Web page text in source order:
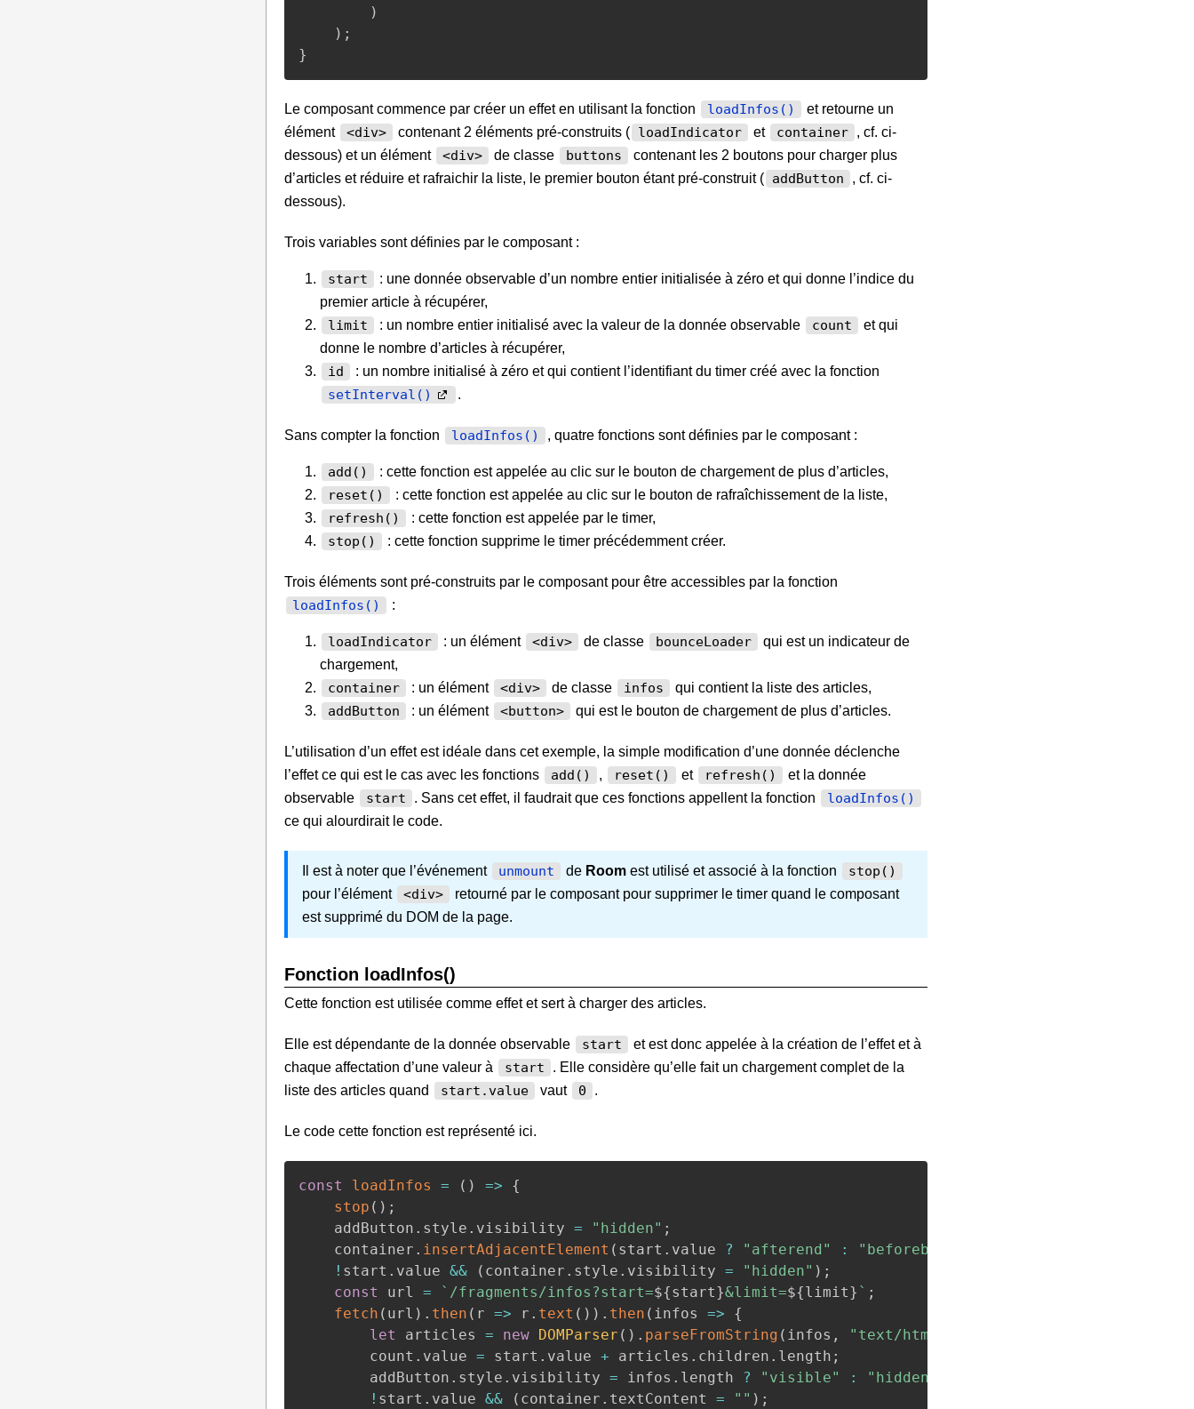
)
) ;
}
Le composant commence par créer un effet en utilisant la fonction loadInfos()
et retourne un
élément
<div> contenant 2 éléments pré-construits ( loadIndicator et container
, cf. ci-
dessous) et un élément
<div> de classe buttons
contenant les 2 boutons pour charger plus
d’articles et réduire et rafraichir la liste, le premier bouton étant pré-construit (
addButton
, cf. ci-
dessous).
Trois variables sont définies par le composant :
start
: une donnée observable d’un nombre entier initialisée à zéro et qui donne l’indice du
premier article à récupérer,
limit : un nombre entier initialisé avec la valeur de la donnée observable count
et qui
donne le nombre d’articles à récupérer,
id : un nombre initialisé à zéro et qui contient l’identifiant du timer créé avec la fonction
setInterval() .
Sans compter la fonction loadInfos() , quatre fonctions sont définies par le composant :
add() : cette fonction est appelée au clic sur le bouton de chargement de plus d’articles,
reset() : cette fonction est appelée au clic sur le bouton de rafraîchissement de la liste,
refresh() : cette fonction est appelée par le timer,
stop() : cette fonction supprime le timer précédemment créer.
Trois éléments sont pré-construits par le composant pour être accessibles par la fonction
loadInfos() :
loadIndicator : un élément <div> de classe bounceLoader
qui est un indicateur de
chargement,
container : un élément <div> de classe infos qui contient la liste des articles,
addButton : un élément <button> qui est le bouton de chargement de plus d’articles.
L’utilisation d’un effet est idéale dans cet exemple, la simple modification d’une donnée déclenche
l’effet ce qui est le cas avec les fonctions
add() , reset() et refresh()
et la donnée
observable
start . Sans cet effet, il faudrait que ces fonctions appellent la fonction loadInfos()
ce qui alourdirait le code.
Il est à noter que l’événement unmount de Room est utilisé et associé à la fonction stop()
pour l’élément <div>
retourné par le composant pour supprimer le timer quand le composant
est supprimé du DOM de la page.
Fonction loadInfos()
Cette fonction est utilisée comme effet et sert à charger des articles.
Elle est dépendante de la donnée observable start
et est donc appelée à la création de l’effet et à
chaque affectation d’une valeur à
start
. Elle considère qu’elle fait un chargement complet de la
liste des articles quand
start.value vaut 0 .
Le code cette fonction est représenté ici.
const loadInfos = ( ) =>
{
stop ( ) ;
	addButton
. style . visibility = "hidden" ;
	container
. insertAdjacentElement ( start . value ? "afterend" : "beforebegin"
! start . value && ( container . style . visibility = "hidden" ) ;
const
url = ` /fragments/infos?start=${start}&limit=${limit} ` ;
fetch ( url ) . then ( r => r . text ( ) ) . then ( infos =>
{
let
articles = new DOMParser ( ) . parseFromString ( infos , "text/html"
		count
. value = start . value + articles . children . length ;
		addButton
. style . visibility = infos . length ? "visible" : "hidden"
! start . value && ( container . textContent = "" ) ;